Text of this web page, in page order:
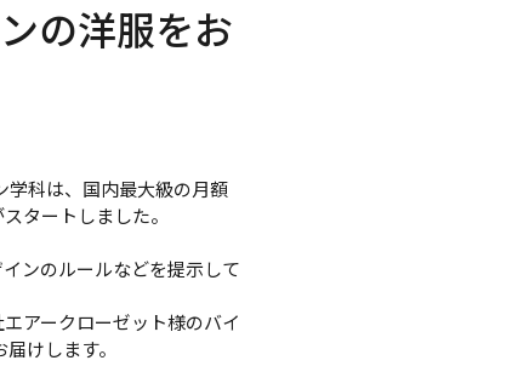
の洋服をお
学科は、国内最大級の月額
タートしました。
ンのルールなどを提示して
アークローゼット様のバイ
けします。